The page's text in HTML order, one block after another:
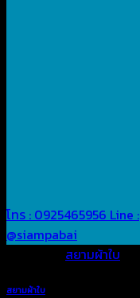
โทร : 0925465956 Line :
@siampabai
สยามผ้าใบ
สยามผ้าใบ